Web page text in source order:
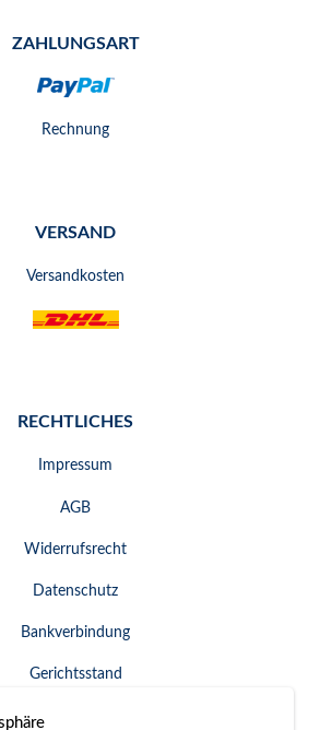
ZAHLUNGSART
Rechnung
VERSAND
Versandkosten
RECHTLICHES
Impressum
AGB
Widerrufsrecht
Datenschutz
Bankverbindung
Gerichtsstand
Widerruf erklären